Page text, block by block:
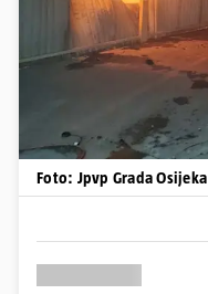
Foto: Jpvp Grada Osijeka